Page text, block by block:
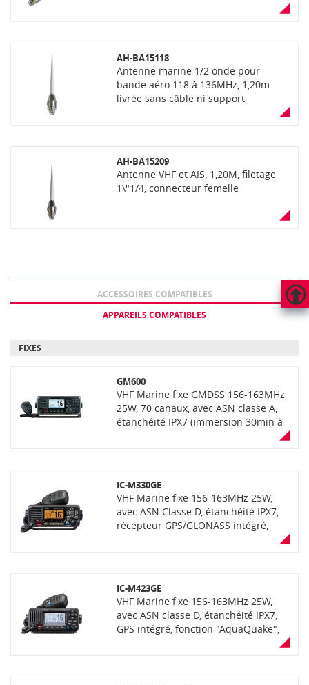
HAUT
AH-BA15118
Antenne marine 1/2 onde pour
bande aéro 118 à 136MHz, 1,20m
livrée sans câble ni support
AH-BA15209
Antenne VHF et AIS, 1,20M, filetage
1\"1/4, connecteur femelle
ACCESSOIRES COMPATIBLES
APPAREILS COMPATIBLES
FIXES
GM600
VHF Marine fixe GMDSS 156-163MHz
25W, 70 canaux, avec ASN classe A,
étanchéité IPX7 (immersion 30min à
1m de profondeur), large écran LCD
IC-M330GE
VHF Marine fixe 156-163MHz 25W,
avec ASN Classe D, étanchéité IPX7,
récepteur GPS/GLONASS intégré,
IC-M423GE
VHF Marine fixe 156-163MHz 25W,
avec ASN classe D, étanchéité IPX7,
GPS intégré, fonction "AquaQuake",
réducteur de bruit actif, noire. Livrée